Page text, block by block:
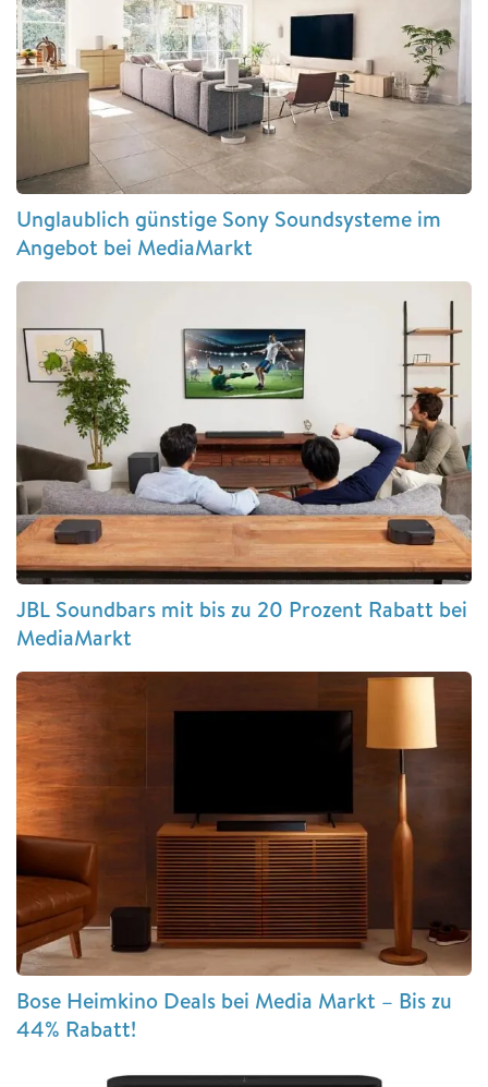
Unglaublich günstige Sony Soundsysteme im
Angebot bei MediaMarkt
JBL Soundbars mit bis zu 20 Prozent Rabatt bei
MediaMarkt
Bose Heimkino Deals bei Media Markt – Bis zu
44% Rabatt!